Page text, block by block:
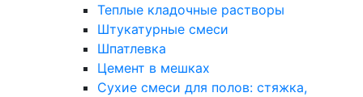
Теплые кладочные растворы
Штукатурные смеси
Шпатлевка
Цемент в мешках
Сухие смеси для полов: стяжка,